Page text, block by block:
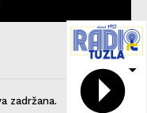
zadržana.